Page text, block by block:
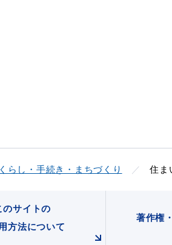
くらし・手続き・まちづくり 住ま
のサイトの
方法について
著作権